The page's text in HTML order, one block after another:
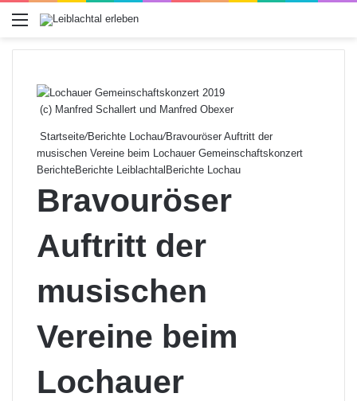
Menü
(c) Manfred Schallert und Manfred Obexer
Startseite/Berichte Lochau/Bravouröser Auftritt der
musischen Vereine beim Lochauer Gemeinschaftskonzert
BerichteBerichte Leiblachtal Berichte Lochau
Bravouröser
Auftritt der
musischen
Vereine beim
Lochauer